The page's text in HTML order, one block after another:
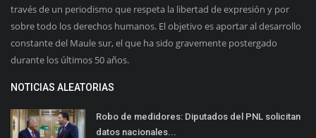
través de un periodismo que respeta la libertad de expresión y por
sobre todo los derechos humanos. El objetivo es aportar al desarrollo
constante del Maule sur, el que ha sido gravemente postergado
durante los últimos 50 años.
NOTICIAS ALEATORIAS
Robo de medidores: Diputados del PNL solicitan
datos nacionales...